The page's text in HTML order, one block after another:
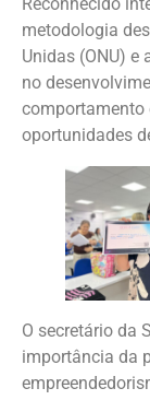
metodologia
Unidas (ONU)
no
comportamento
oportunidades
O secretário da
importância da